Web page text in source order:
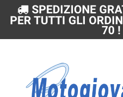
SPEDIZIONE
PER TUTTI GLI
70 !